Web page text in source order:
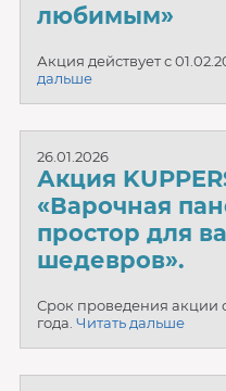
любимым»
Акция действует с
дальше
26.01.2026
Акция
«Варочная
простор для
шедевров».
Срок проведения акции
года. Читать дальше